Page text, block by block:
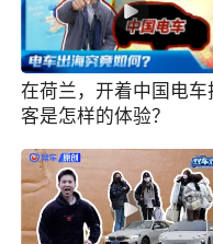
在荷兰，开着中国电车
客是怎样的体验？